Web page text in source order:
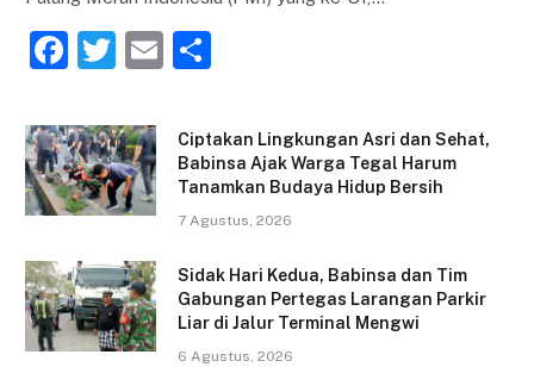
F
c
e
b
o
k
T
itt
er
E
ai ar
e
Ciptakan Lingkungan Asri dan Sehat,
Babinsa Ajak Warga Tegal Harum
Tanamkan Budaya Hidup Bersih
7 Agustus, 2026
Sidak Hari Kedua, Babinsa dan Tim
Gabungan Pertegas Larangan Parkir
Liar di Jalur Terminal Mengwi
6 Agustus, 2026